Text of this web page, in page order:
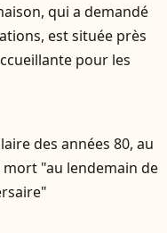
qui a demandé
est située près
pour les
des années 80, au
"au lendemain de